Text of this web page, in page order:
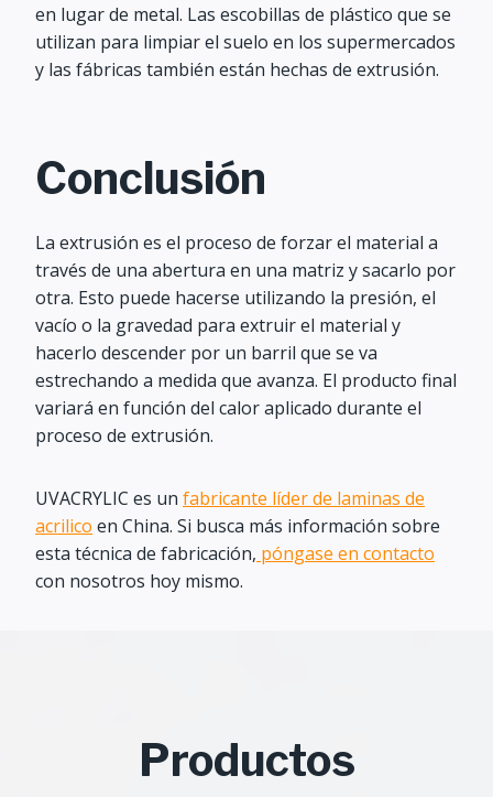
en lugar de metal. Las escobillas de plástico que se
utilizan para limpiar el suelo en los supermercados
y las fábricas también están hechas de extrusión.
Conclusión
La extrusión es el proceso de forzar el material a
través de una abertura en una matriz y sacarlo por
otra. Esto puede hacerse utilizando la presión, el
vacío o la gravedad para extruir el material y
hacerlo descender por un barril que se va
estrechando a medida que avanza. El producto final
variará en función del calor aplicado durante el
proceso de extrusión.
UVACRYLIC es un fabricante líder de laminas de
acrilico en China. Si busca más información sobre
esta técnica de fabricación, póngase en contacto
con nosotros hoy mismo.
Productos